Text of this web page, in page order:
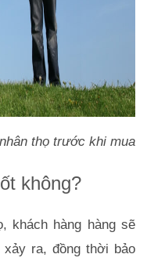
thọ trước khi mua
không?
khách hàng hàng sẽ
ra, đồng thời bảo